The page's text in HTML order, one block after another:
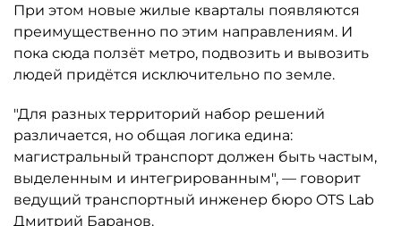
При этом новые жилые кварталы появляются
преимущественно по этим направлениям. И
пока сюда ползёт метро, подвозить и вывозить
людей придётся исключительно по земле.
"Для разных территорий набор решений
различается, но общая логика едина:
магистральный транспорт должен быть частым,
выделенным и интегрированным", — говорит
ведущий транспортный инженер бюро OTS Lab
Дмитрий Баранов.